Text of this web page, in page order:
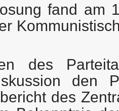
fand am
des
den
des